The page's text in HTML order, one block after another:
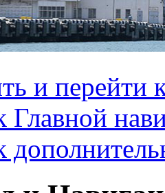
и перейти
Главной